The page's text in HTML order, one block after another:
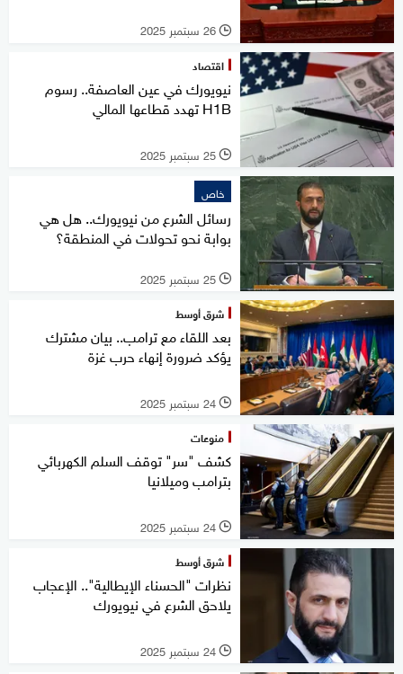
l 26 سبتمبر 2025
اقتصاد
نيويورك في عين العاصفة.. رسوم
H1B تهدد قطاعها المالي
l 25 سبتمبر 2025
خاص
رسائل الشرع من نيويورك.. هل هي
بوابة نحو تحولات في المنطقة؟
l 25 سبتمبر 2025
شرق أوسط
بعد اللقاء مع ترامب.. بيان مشترك
يؤكد ضرورة إنهاء حرب غزة
l 24 سبتمبر 2025
منوعات
كشف "سر" توقف السلم الكهربائي
بترامب وميلانيا
l 24 سبتمبر 2025
شرق أوسط
نظرات "الحسناء الإيطالية".. الإعجاب
يلاحق الشرع في نيويورك
l 24 سبتمبر 2025